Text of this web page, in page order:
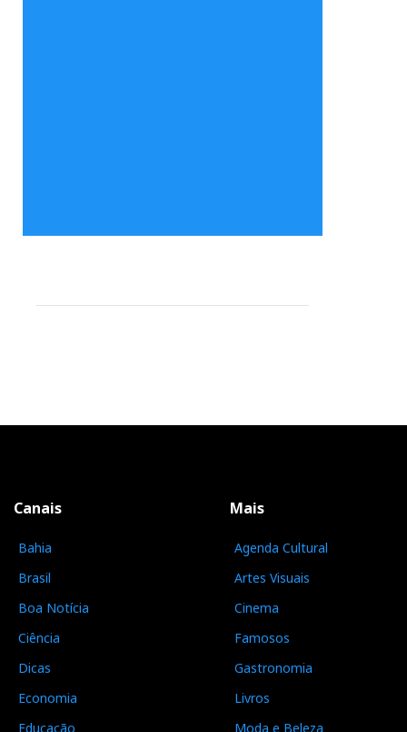
Canais
Bahia
Brasil
Boa Notícia
Ciência
Dicas
Economia
Educação
Mais
Agenda Cultural
Artes Visuais
Cinema
Famosos
Gastronomia
Livros
Moda e Beleza